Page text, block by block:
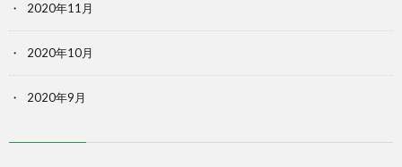
2020年11月
2020年10月
2020年9月